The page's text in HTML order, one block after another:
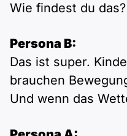
Wie findest du das?
Persona B:
Das ist super.
brauchen
Und wenn das